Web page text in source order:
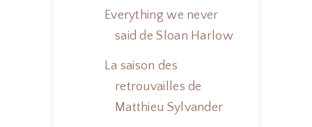
Everything we never
said de Sloan Harlow
La saison des
retrouvailles de
Matthieu Sylvander